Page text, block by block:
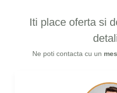
Iti place oferta si
Ne poti contacta cu un